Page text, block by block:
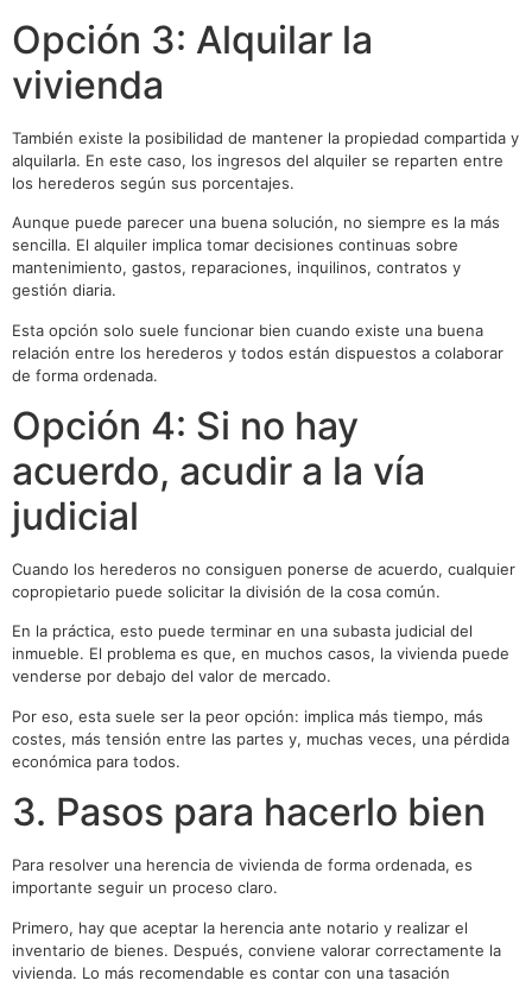
Opción 3: Alquilar la
vivienda
También existe la posibilidad de mantener la propiedad compartida y
alquilarla. En este caso, los ingresos del alquiler se reparten entre
los herederos según sus porcentajes.
Aunque puede parecer una buena solución, no siempre es la más
sencilla. El alquiler implica tomar decisiones continuas sobre
mantenimiento, gastos, reparaciones, inquilinos, contratos y
gestión diaria.
Esta opción solo suele funcionar bien cuando existe una buena
relación entre los herederos y todos están dispuestos a colaborar
de forma ordenada.
Opción 4: Si no hay
acuerdo, acudir a la vía
judicial
Cuando los herederos no consiguen ponerse de acuerdo, cualquier
copropietario puede solicitar la división de la cosa común.
En la práctica, esto puede terminar en una subasta judicial del
inmueble. El problema es que, en muchos casos, la vivienda puede
venderse por debajo del valor de mercado.
Por eso, esta suele ser la peor opción: implica más tiempo, más
costes, más tensión entre las partes y, muchas veces, una pérdida
económica para todos.
3. Pasos para hacerlo bien
Para resolver una herencia de vivienda de forma ordenada, es
importante seguir un proceso claro.
Primero, hay que aceptar la herencia ante notario y realizar el
inventario de bienes. Después, conviene valorar correctamente la
vivienda. Lo más recomendable es contar con una tasación